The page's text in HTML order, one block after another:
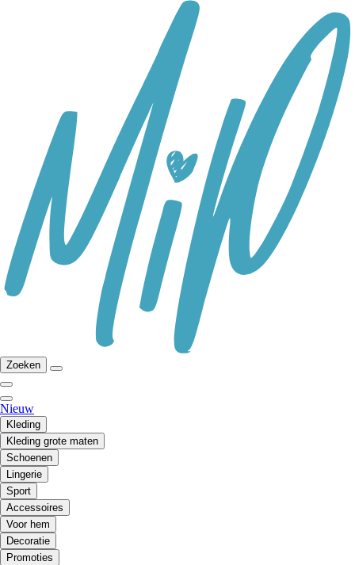
Zoeken
Nieuw
Kleding
Kleding grote maten
Schoenen
Lingerie
Sport
Accessoires
Voor hem
Decoratie
Promoties